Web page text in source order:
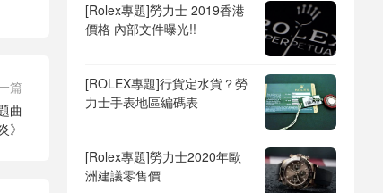
篇
曲
》
[Rolex專題]勞力士 2019香港
價格 內部文件曝光!!
[ROLEX專題]行貨定水貨？勞
力士手表地區編碼表
[Rolex專題]勞力士2020年歐
洲建議零售價